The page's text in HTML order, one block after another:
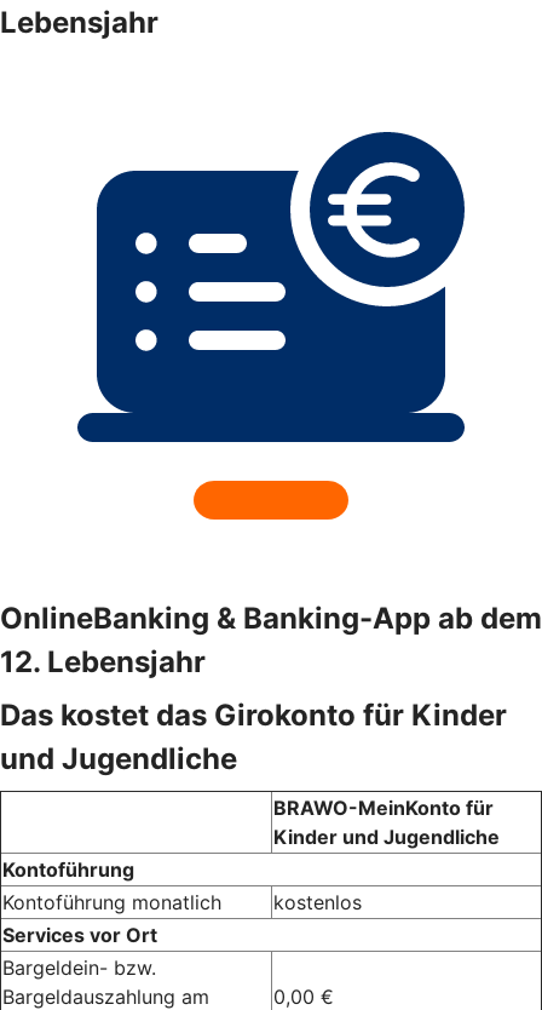
Lebensjahr
OnlineBanking & Banking-App ab dem
12. Lebensjahr
Das kostet das Girokonto für Kinder
und Jugendliche
BRAWO-MeinKonto für
Kinder und Jugendliche
Kontoführung
Kontoführung monatlich
kostenlos
Services vor Ort
Bargeldein- bzw.
Bargeldauszahlung am
0,00 €